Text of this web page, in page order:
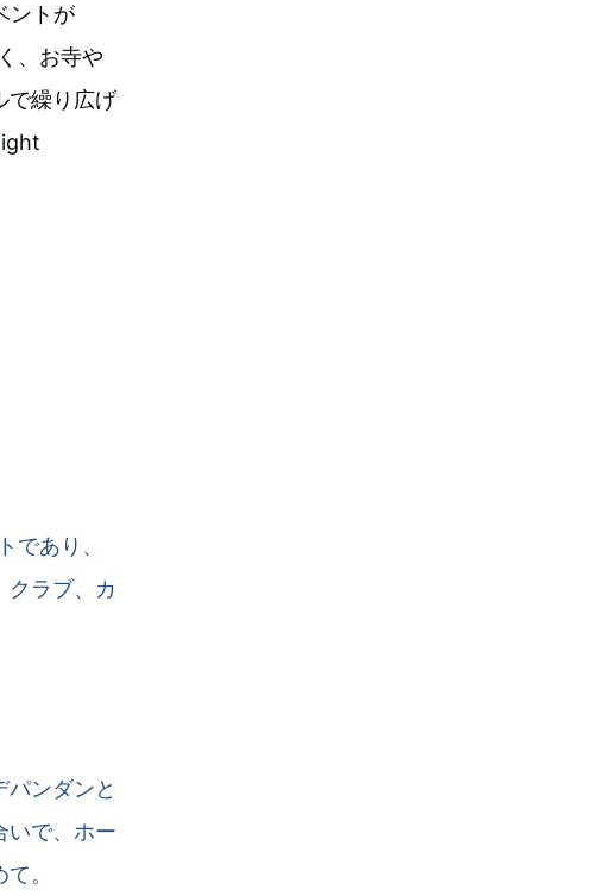
ントが
、お寺や
で繰り広げ
あり、
クラブ、カ
ンダンと
いで、ホー
。